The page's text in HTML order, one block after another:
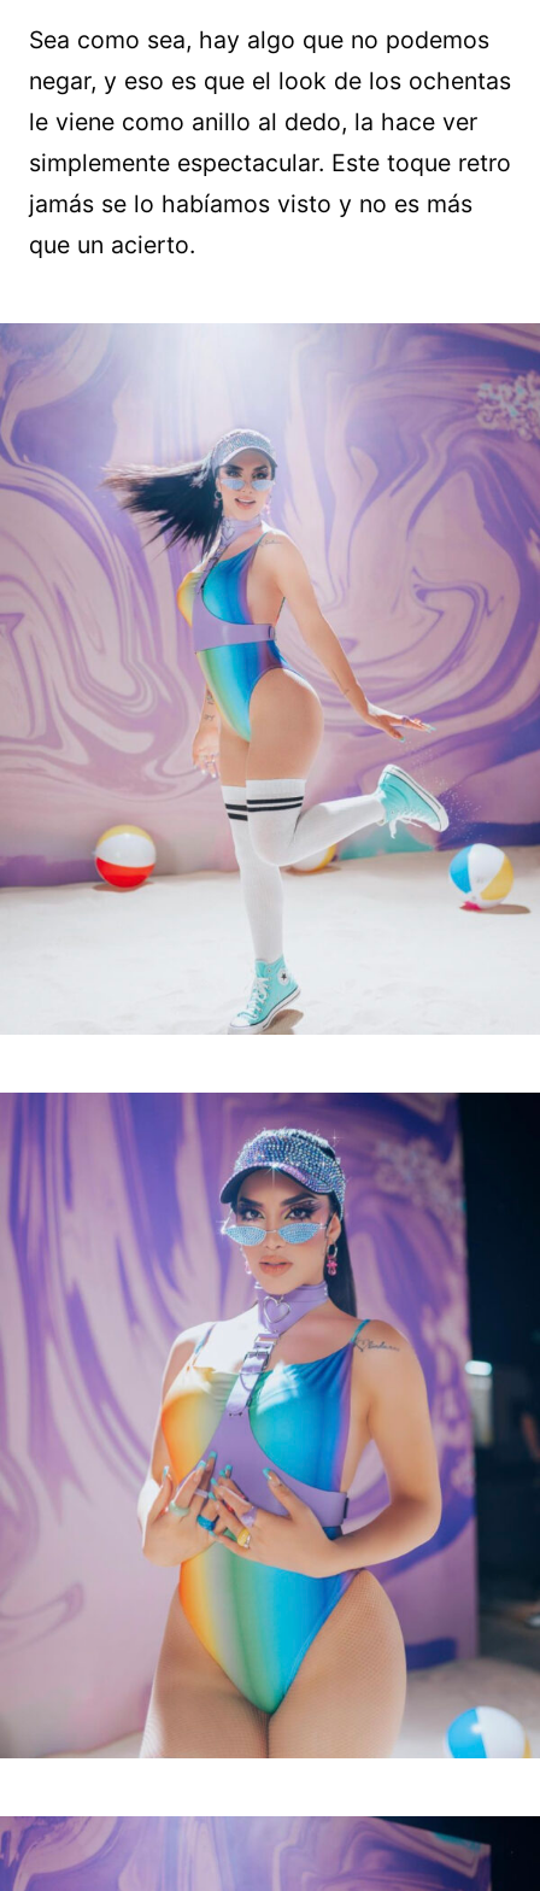
Sea como sea, hay algo que no podemos
negar, y eso es que el look de los ochentas
le viene como anillo al dedo, la hace ver
simplemente espectacular. Este toque retro
jamás se lo habíamos visto y no es más
que un acierto.